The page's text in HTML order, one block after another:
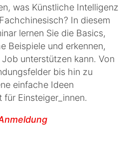
was Künstliche Intelligenz
In diesem
lernen Sie die Basics,
Beispiele und erkennen,
unterstützen kann. Von
bis hin zu
einfache Ideen
Einsteiger_innen.